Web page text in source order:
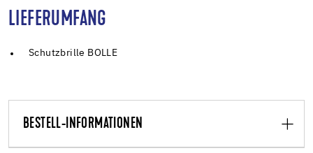
LIEFERUMFANG
Schutzbrille BOLLE
BESTELL-INFORMATIONEN